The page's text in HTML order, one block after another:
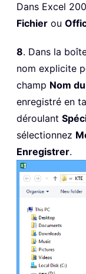
Dans Excel
Fichier ou
8. Dans la
nom explicite
champ Nom
enregistré en
déroulant
sélectionnez
Enregistrer.